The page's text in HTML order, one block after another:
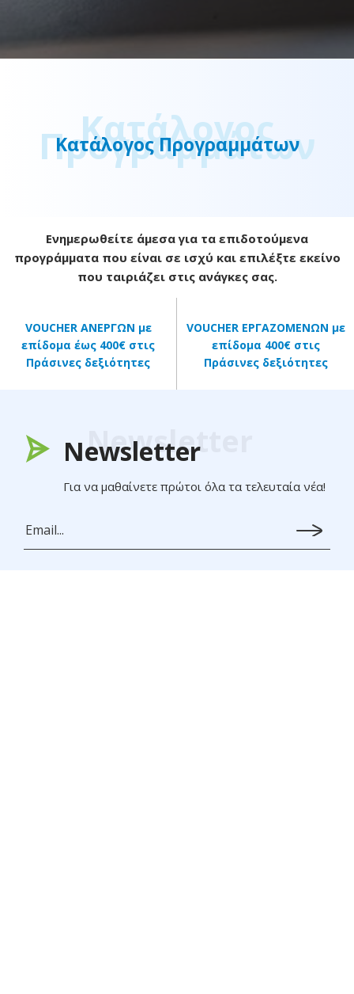
Κατάλογος Προγραμμάτων
Κατάλογος
Προγραμμάτων
Ενημερωθείτε άμεσα για τα επιδοτούμενα
προγράμματα που είναι σε ισχύ και επιλέξτε εκείνο
που ταιριάζει στις ανάγκες σας.
VOUCHER ΑΝΕΡΓΩΝ με
επίδομα έως 400€ στις
Πράσινες δεξιότητες
VOUCHER ΕΡΓΑΖΟΜΕΝΩΝ με
επίδομα 400€ στις
Πράσινες δεξιότητες
Newsletter
Newsletter
Για να μαθαίνετε πρώτοι όλα τα τελευταία νέα!